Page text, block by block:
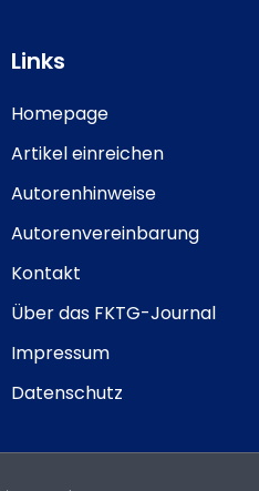
Links
Homepage
Artikel einreichen
Autorenhinweise
Autorenvereinbarung
Kontakt
Über das FKTG-Journal
Impressum
Datenschutz